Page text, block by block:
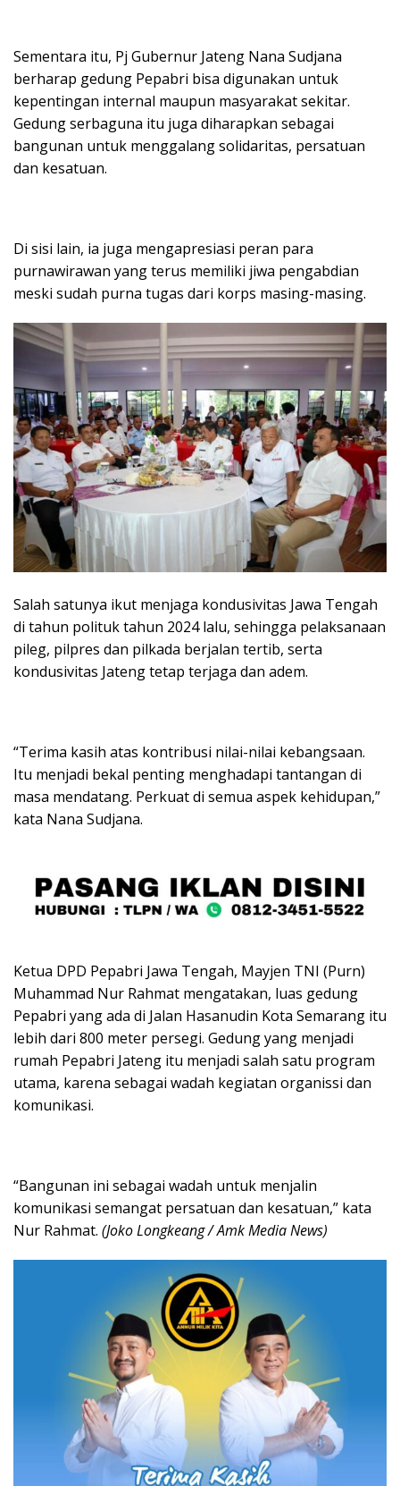
Sementara itu, Pj Gubernur Jateng Nana Sudjana
berharap gedung Pepabri bisa digunakan untuk
kepentingan internal maupun masyarakat sekitar.
Gedung serbaguna itu juga diharapkan sebagai
bangunan untuk menggalang solidaritas, persatuan
dan kesatuan.
Di sisi lain, ia juga mengapresiasi peran para
purnawirawan yang terus memiliki jiwa pengabdian
meski sudah purna tugas dari korps masing-masing.
Salah satunya ikut menjaga kondusivitas Jawa Tengah
di tahun polituk tahun 2024 lalu, sehingga pelaksanaan
pileg, pilpres dan pilkada berjalan tertib, serta
kondusivitas Jateng tetap terjaga dan adem.
“Terima kasih atas kontribusi nilai-nilai kebangsaan.
Itu menjadi bekal penting menghadapi tantangan di
masa mendatang. Perkuat di semua aspek kehidupan,”
kata Nana Sudjana.
Ketua DPD Pepabri Jawa Tengah, Mayjen TNI (Purn)
Muhammad Nur Rahmat mengatakan, luas gedung
Pepabri yang ada di Jalan Hasanudin Kota Semarang itu
lebih dari 800 meter persegi. Gedung yang menjadi
rumah Pepabri Jateng itu menjadi salah satu program
utama, karena sebagai wadah kegiatan organissi dan
komunikasi.
“Bangunan ini sebagai wadah untuk menjalin
komunikasi semangat persatuan dan kesatuan,” kata
Nur Rahmat. (Joko Longkeang / Amk Media News)